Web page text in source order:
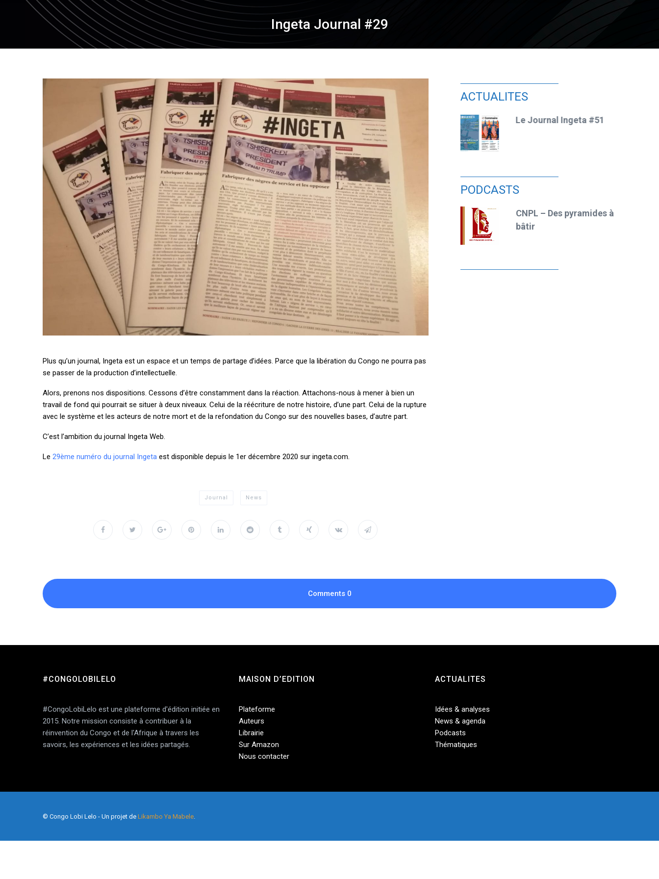
Ingeta Journal #29
Plus qu’un journal, Ingeta est un espace et un temps de partage d’idées. Parce que la libération du Congo ne pourra pas
se passer de la production d’intellectuelle.
Alors, prenons nos dispositions. Cessons d’être constamment dans la réaction. Attachons-nous à mener à bien un
travail de fond qui pourrait se situer à deux niveaux. Celui de la réécriture de notre histoire, d’une part. Celui de la rupture
avec le système et les acteurs de notre mort et de la refondation du Congo sur des nouvelles bases, d’autre part.
C’est l’ambition du journal Ingeta Web.
Le 29ème numéro du journal Ingeta est disponible depuis le 1er décembre 2020 sur ingeta.com.
Journal News
ACTUALITES
Se réapproprier la terre
Neocolonialism &
Sovereignty: The Case
of Kongo-Kinshasa
Le Journal Ingeta #51
PODCASTS
CNPL – Ronaldo,
l’expérience et les
infrastructures
CNPL – Une parole qui
tient debout
CNPL – L’espoir est une
posture stratégique
CNPL – Des pyramides à
bâtir
Comments 0
#CONGOLOBILELO
#CongoLobiLelo est une plateforme d'édition initiée en
2015. Notre mission consiste à contribuer à la
réinvention du Congo et de l'Afrique à travers les
savoirs, les expériences et les idées partagés.
MAISON D’EDITION
Plateforme
Auteurs
Librairie
Sur Amazon
Nous contacter
ACTUALITES
Idées & analyses
News & agenda
Podcasts
Thématiques
© Congo Lobi Lelo - Un projet de Likambo Ya Mabele